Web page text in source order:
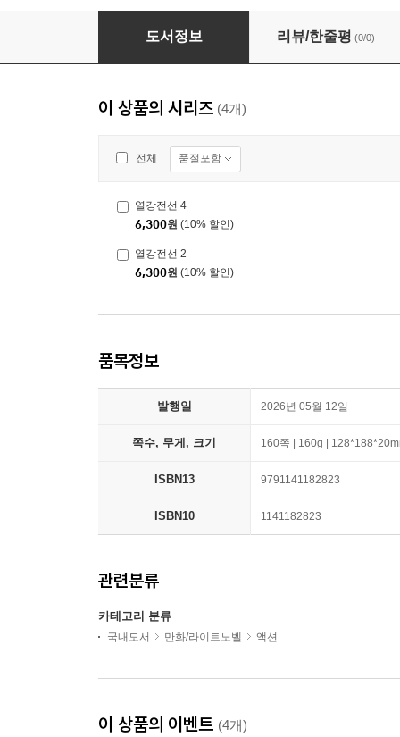
열강전선 4
도서정보 리뷰/한줄평 (0/0)
이 상품의 시리즈 (4개)
전체 품절포함
열강전선 4
6,300원 (10% 할인)
열강전선 2
6,300원 (10% 할인)
품목정보
발행일 2026년 05월 12일
쪽수, 무게, 크기 160쪽 | 160g |
ISBN13 9791141182823
ISBN10 1141182823
관련분류
카테고리 분류
국내도서 만화/라이트노벨 액션
이 상품의 이벤트 (4개)